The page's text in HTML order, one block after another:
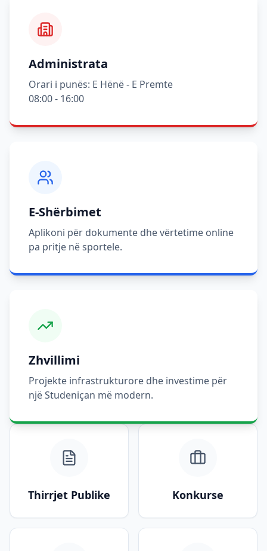
Administrata
Orari i punës: E Hënë - E Premte
08:00 - 16:00
E-Shërbimet
Aplikoni për dokumente dhe vërtetime online
pa pritje në sportele.
Zhvillimi
Projekte infrastrukturore dhe investime për
një Studeniçan më modern.
Thirrjet Publike Konkurse